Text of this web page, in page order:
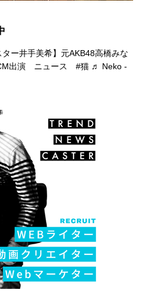
ー井手美希】元AKB48高橋みな
出演 ニュース #猫 ♬ Neko -